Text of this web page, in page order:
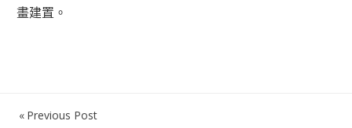
畫建置。
文Previous Post